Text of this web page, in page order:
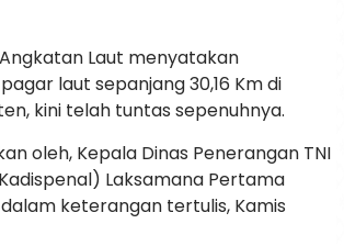
Laut menyatakan
laut sepanjang 30,16 Km di
kini telah tuntas sepenuhnya.
oleh, Kepala Dinas Penerangan TNI
Laksamana Pertama
keterangan tertulis, Kamis